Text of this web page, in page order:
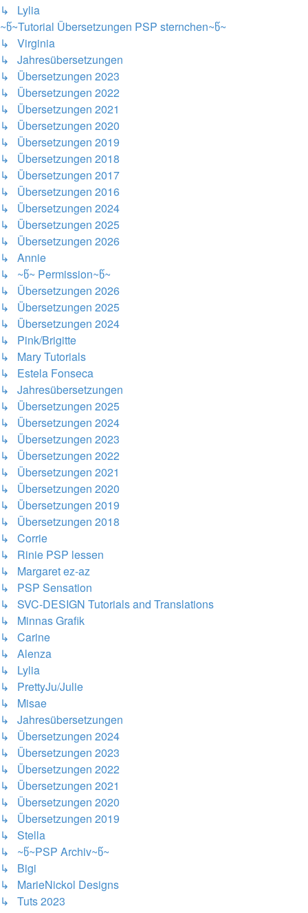
↳ Lylia
~წ~Tutorial Übersetzungen PSP sternchen~წ~
↳ Virginia
↳ Jahresübersetzungen
↳ Übersetzungen 2023
↳ Übersetzungen 2022
↳ Übersetzungen 2021
↳ Übersetzungen 2020
↳ Übersetzungen 2019
↳ Übersetzungen 2018
↳ Übersetzungen 2017
↳ Übersetzungen 2016
↳ Übersetzungen 2024
↳ Übersetzungen 2025
↳ Übersetzungen 2026
↳ Annie
↳ ~წ~ Permission~წ~
↳ Übersetzungen 2026
↳ Übersetzungen 2025
↳ Übersetzungen 2024
↳ Pink/Brigitte
↳ Mary Tutorials
↳ Estela Fonseca
↳ Jahresübersetzungen
↳ Übersetzungen 2025
↳ Übersetzungen 2024
↳ Übersetzungen 2023
↳ Übersetzungen 2022
↳ Übersetzungen 2021
↳ Übersetzungen 2020
↳ Übersetzungen 2019
↳ Übersetzungen 2018
↳ Corrie
↳ Rinie PSP lessen
↳ Margaret ez-az
↳ PSP Sensation
↳ SVC-DESIGN Tutorials and Translations
↳ Minnas Grafik
↳ Carine
↳ Alenza
↳ Lylia
↳ PrettyJu/Julie
↳ Misae
↳ Jahresübersetzungen
↳ Übersetzungen 2024
↳ Übersetzungen 2023
↳ Übersetzungen 2022
↳ Übersetzungen 2021
↳ Übersetzungen 2020
↳ Übersetzungen 2019
↳ Stella
↳ ~წ~PSP Archiv~წ~
↳ Bigi
↳ MarieNickol Designs
↳ Tuts 2023